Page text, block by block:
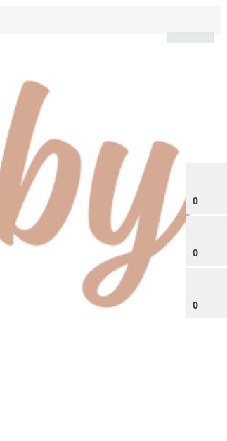
0
0
0